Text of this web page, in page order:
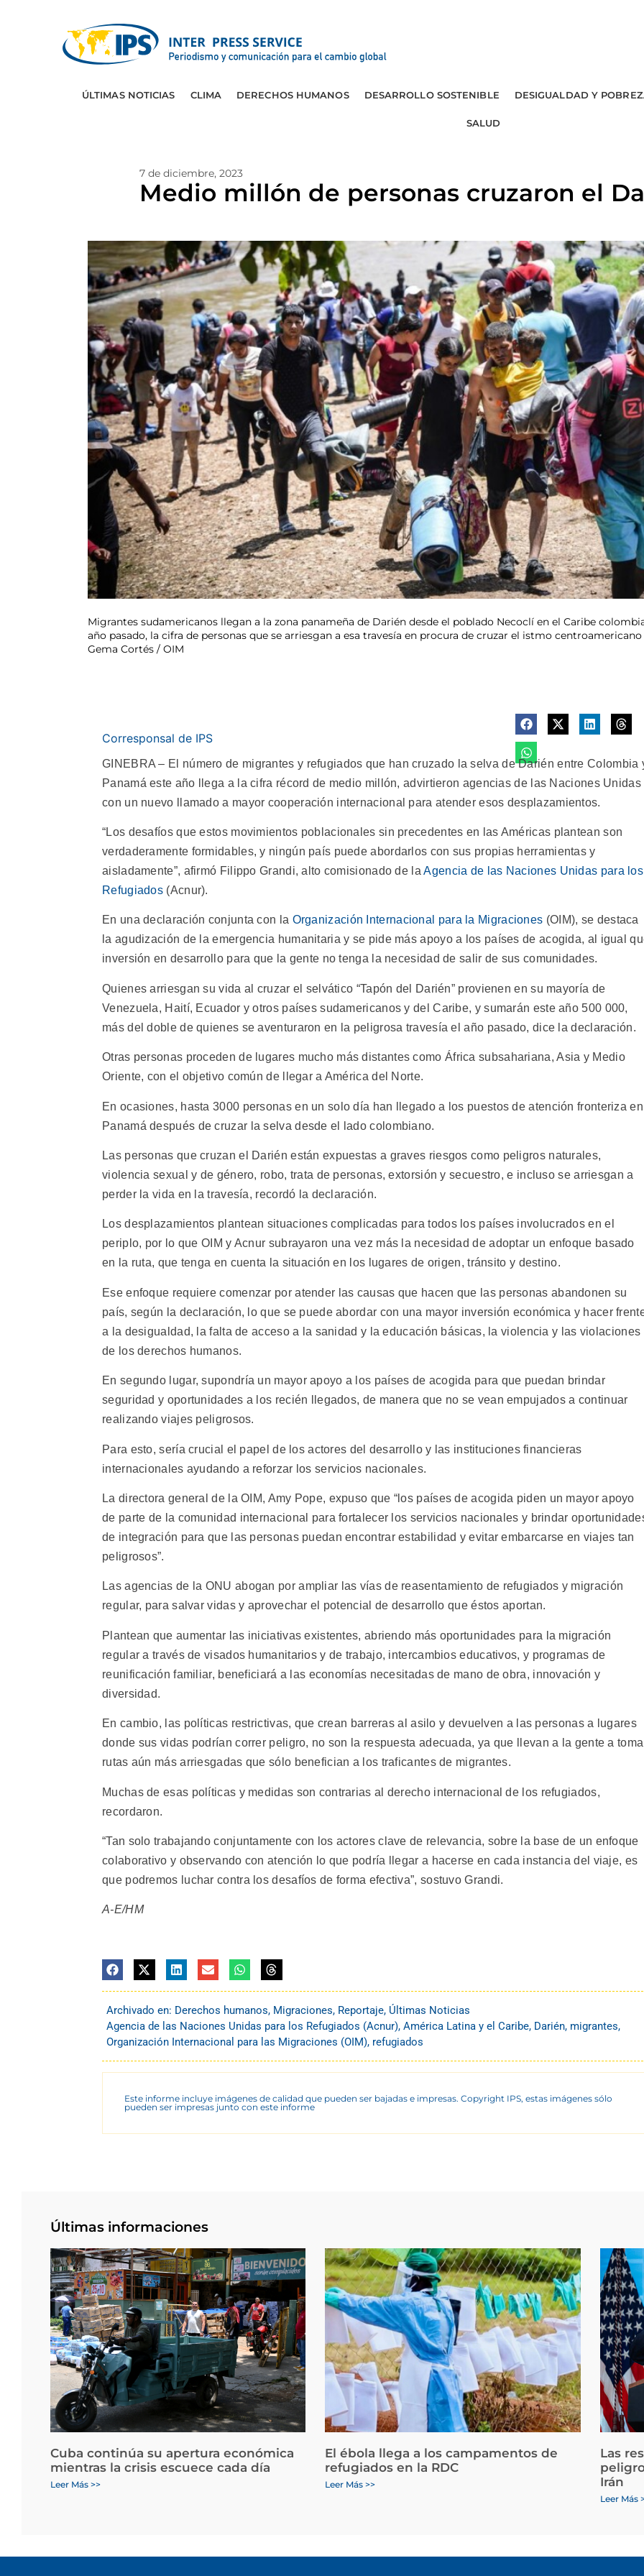
ÚLTIMAS NOTICIAS CLIMA DERECHOS HUMANOS DESARROLLO SOSTENIBLE DESIGUALDAD Y
SALUD
7 de diciembre, 2023
Medio millón de personas cruzaron el
Migrantes sudamericanos llegan a la zona panameña de Darién desde el poblado Necoclí en el Caribe
año pasado, la cifra de personas que se arriesgan a esa travesía en procura de cruzar el istmo
Gema Cortés / OIM
Corresponsal de IPS
GINEBRA – El número de migrantes y refugiados que han cruzado la selva de Darién entre Colombia
Panamá este año llega a la cifra récord de medio millón, advirtieron agencias de las Naciones Unidas
con un nuevo llamado a mayor cooperación internacional para atender esos desplazamientos.
“Los desafíos que estos movimientos poblacionales sin precedentes en las Américas plantean son
verdaderamente formidables, y ningún país puede abordarlos con sus propias herramientas y
aisladamente”, afirmó Filippo Grandi, alto comisionado de laAgencia de las Naciones Unidas para los
Refugiados (Acnur).
En una declaración conjunta con la Organización Internacional para la Migraciones (OIM), se destaca
la agudización de la emergencia humanitaria y se pide más apoyo a los países de acogida, al igual
inversión en desarrollo para que la gente no tenga la necesidad de salir de sus comunidades.
Quienes arriesgan su vida al cruzar el selvático “Tapón del Darién” provienen en su mayoría de
Venezuela, Haití, Ecuador y otros países sudamericanos y del Caribe, y sumarán este año 500 000,
más del doble de quienes se aventuraron en la peligrosa travesía el año pasado, dice la declaración.
Otras personas proceden de lugares mucho más distantes como África subsahariana, Asia y Medio
Oriente, con el objetivo común de llegar a América del Norte.
En ocasiones, hasta 3000 personas en un solo día han llegado a los puestos de atención fronteriza en
Panamá después de cruzar la selva desde el lado colombiano.
Las personas que cruzan el Darién están expuestas a graves riesgos como peligros naturales,
violencia sexual y de género, robo, trata de personas, extorsión y secuestro, e incluso se arriesgan a
perder la vida en la travesía, recordó la declaración.
Los desplazamientos plantean situaciones complicadas para todos los países involucrados en el
periplo, por lo que OIM y Acnur subrayaron una vez más la necesidad de adoptar un enfoque basado
en la ruta, que tenga en cuenta la situación en los lugares de origen, tránsito y destino.
Ese enfoque requiere comenzar por atender las causas que hacen que las personas abandonen su
país, según la declaración, lo que se puede abordar con una mayor inversión económica y hacer
a la desigualdad, la falta de acceso a la sanidad y la educación básicas, la violencia y las violaciones
de los derechos humanos.
En segundo lugar, supondría un mayor apoyo a los países de acogida para que puedan brindar
seguridad y oportunidades a los recién llegados, de manera que no se vean empujados a continuar
realizando viajes peligrosos.
Para esto, sería crucial el papel de los actores del desarrollo y las instituciones financieras
internacionales ayudando a reforzar los servicios nacionales.
La directora general de la OIM, Amy Pope, expuso que “los países de acogida piden un mayor apoyo
de parte de la comunidad internacional para fortalecer los servicios nacionales y brindar
de integración para que las personas puedan encontrar estabilidad y evitar embarcarse en viajes tan
peligrosos”.
Las agencias de la ONU abogan por ampliar las vías de reasentamiento de refugiados y migración
regular, para salvar vidas y aprovechar el potencial de desarrollo que éstos aportan.
Plantean que aumentar las iniciativas existentes, abriendo más oportunidades para la migración
regular a través de visados humanitarios y de trabajo, intercambios educativos, y programas de
reunificación familiar, beneficiará a las economías necesitadas de mano de obra, innovación y
diversidad.
En cambio, las políticas restrictivas, que crean barreras al asilo y devuelven a las personas a lugares
donde sus vidas podrían correr peligro, no son la respuesta adecuada, ya que llevan a la gente a
rutas aún más arriesgadas que sólo benefician a los traficantes de migrantes.
Muchas de esas políticas y medidas son contrarias al derecho internacional de los refugiados,
recordaron.
“Tan solo trabajando conjuntamente con los actores clave de relevancia, sobre la base de un enfoque
colaborativo y observando con atención lo que podría llegar a hacerse en cada instancia del viaje, es
que podremos luchar contra los desafíos de forma efectiva”, sostuvo Grandi.
A-E/HM
Archivado en: Derechos humanos, Migraciones, Reportaje, Últimas Noticias
Agencia de las Naciones Unidas para los Refugiados (Acnur), América Latina y el Caribe, Darién, migrantes,
Organización Internacional para las Migraciones (OIM), refugiados
Este informe incluye imágenes de calidad que pueden ser bajadas e impresas. Copyright IPS, estas imágenes sólo
pueden ser impresas junto con este informe
Últimas informaciones
Cuba continúa su apertura económica
mientras la crisis escuece cada día
Leer Más >>
El ébola llega a los campamentos de
refugiados en la RDC
Leer Más >>
Las
Irán
Leer Más